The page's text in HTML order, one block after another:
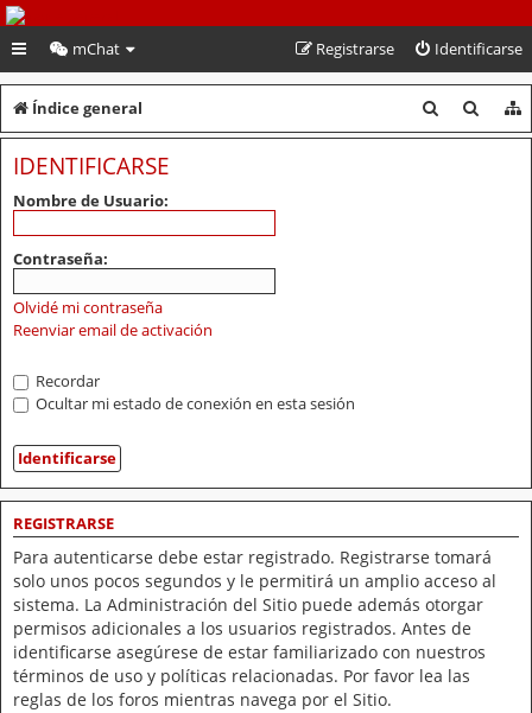
PeruVoley.com
mChat Identificarse
Registrarse
Índice general
u
u
IDENTIFICARSE
Nombre de Usuario:
Contraseña:
Olvidé mi contraseña
Reenviar email de activación
Recordar
Ocultar mi estado de conexión en esta sesión
REGISTRARSE
Para autenticarse debe estar registrado. Registrarse tomará
solo unos pocos segundos y le permitirá un amplio acceso al
sistema. La Administración del Sitio puede además otorgar
permisos adicionales a los usuarios registrados. Antes de
identificarse asegúrese de estar familiarizado con nuestros
términos de uso y políticas relacionadas. Por favor lea las
reglas de los foros mientras navega por el Sitio.